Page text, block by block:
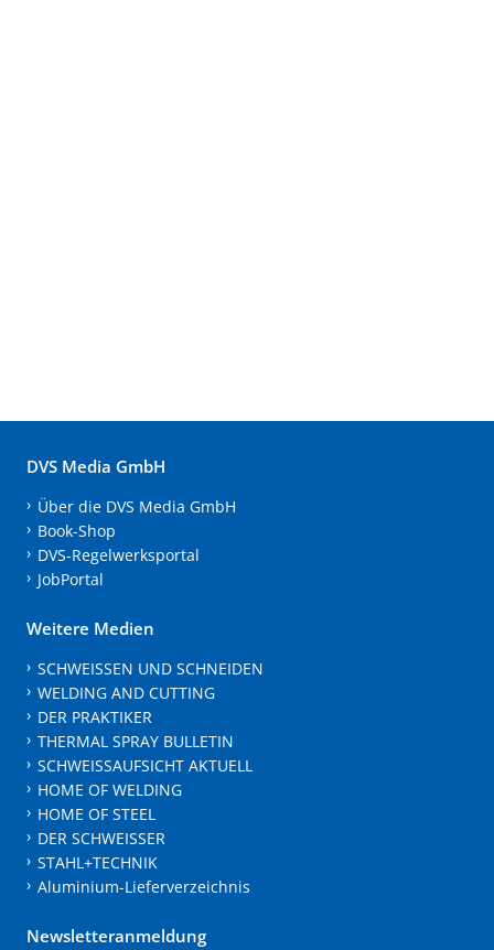
DVS Media GmbH
Über die DVS Media GmbH
Book-Shop
DVS-Regelwerksportal
JobPortal
Weitere Medien
SCHWEISSEN UND SCHNEIDEN
WELDING AND CUTTING
DER PRAKTIKER
THERMAL SPRAY BULLETIN
SCHWEISSAUFSICHT AKTUELL
HOME OF WELDING
HOME OF STEEL
DER SCHWEISSER
STAHL+TECHNIK
Aluminium-Lieferverzeichnis
Newsletteranmeldung